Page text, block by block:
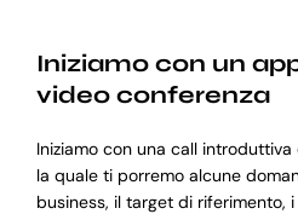
Iniziamo con un
video conferenza
Iniziamo con una call
la quale ti porremo alcune
business, il target di riferimento,